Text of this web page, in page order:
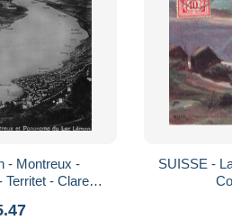
- Montreux -
- Clarens
SUISSE -